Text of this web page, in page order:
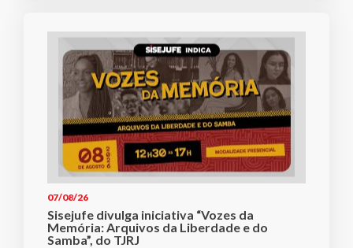
07/08/26
Sisejufe divulga iniciativa “Vozes da
Memória: Arquivos da Liberdade e do
Samba”, do TJRJ